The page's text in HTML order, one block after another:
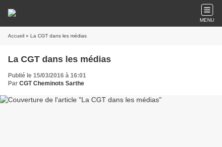
MENU
Accueil » La CGT dans les médias
La CGT dans les médias
Publié le 15/03/2016 à 16:01
Par CGT Cheminots Sarthe